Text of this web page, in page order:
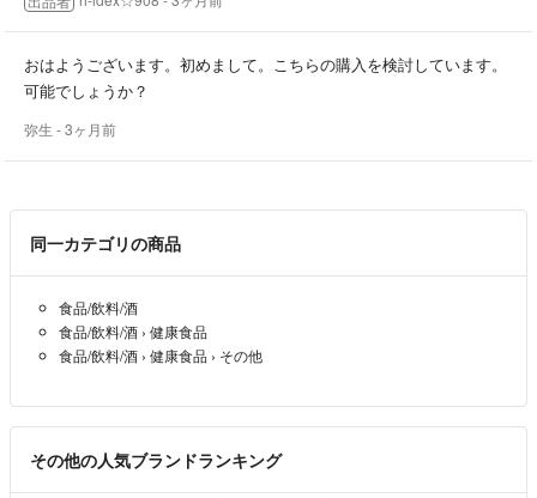
おはようございます。初めまして。こちらの購入を検討しています。
可能でしょうか？
弥生 - 3ヶ月前
同一カテゴリの商品
食品/飲料/酒
食品/飲料/酒 › 健康食品
食品/飲料/酒 › 健康食品 › その他
その他の人気ブランドランキング